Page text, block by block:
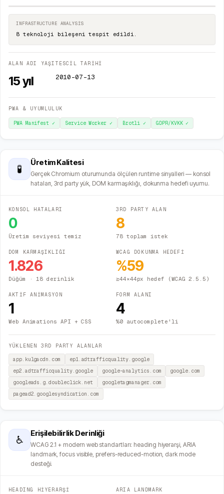
INFRASTRUCTURE ANALYSIS
8 teknoloji bileşeni tespit edildi.
ALAN ADI YAŞI
15yıl
TESCİL TARİHİ
2010-07-13
PWA & UYUMLULUK
PWA Manifest✓ Service Worker ✓ Brotli✓ GDPR/KVKK✓
🧪
Üretim Kalitesi
Gerçek Chromium oturumunda ölçülen runtime sinyalleri — konsol
hataları, 3rd party yük, DOM karmaşıklığı, dokunma hedefi uyumu.
KONSOL HATALARI
0
Üretim seviyesi temiz
3RD PARTY ALAN
8
78 toplam istek
DOM KARMAŞIKLIĞI
1.826
Düğüm · 18 derinlik
WCAG DOKUNMA HEDEFİ
%59
≥44×44px hedef (WCAG 2.5.5)
AKTİF ANİMASYON
1
Web Animations API + CSS
FORM ALANI
4
%0 autocomplete'li
YÜKLENEN 3RD PARTY ALANLAR
app.kulgacdn.com
ep1.adtrafficquality.google
ep2.adtrafficquality.google
google-analytics.com
google.com
googleads.g.doubleclick.net
googletagmanager.com
pagead2.googlesyndication.com
♿
Erişilebilirlik Derinliği
WCAG 2.1 + modern web standartları: heading hiyerarşi, ARIA
landmark, focus visible, prefers-reduced-motion, dark mode
desteği.
HEADING HİYERARŞİ ARIA LANDMARK